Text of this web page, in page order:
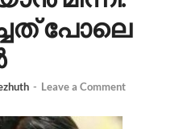
പോലെ
- Leave a Comment